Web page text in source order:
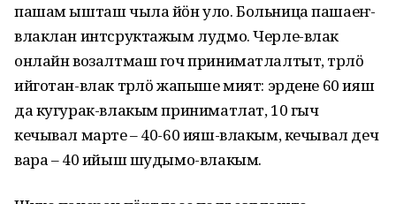
пашам ышташ чыла йӧн уло. Больница пашаеҥ-
влаклан интсруктажым лудмо. Черле-влак
онлайн возалтмаш гоч приниматлалтыт, тӱрлӧ
ийготан-влак тӱрлӧ жапыше мият: эрдене 60 ияш
да кугурак-влакым приниматлат, 10 гыч
кечывал марте – 40-60 ияш-влакым, кечывал деч
вара – 40 ийыш шудымо-влакым.